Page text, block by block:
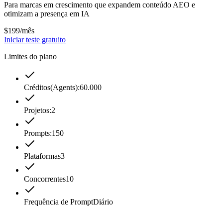
Para marcas em crescimento que expandem conteúdo AEO e
otimizam a presença em IA
$199/mês
Iniciar teste gratuito
Limites do plano
Créditos(Agents):60.000
Projetos:2
Prompts:150
Plataformas3
Concorrentes10
Frequência de PromptDiário